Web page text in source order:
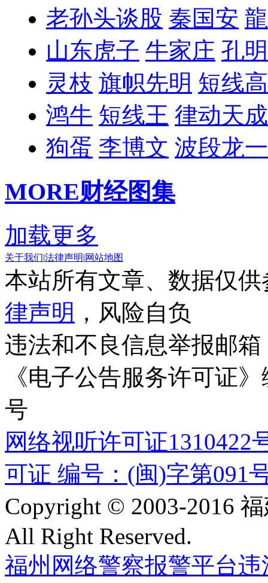
老孙头谈股 秦国安
山东虎子 牛家庄 孔
灵枝 旗帜先明 短线
鸿牛 短线王 律动天成
狗蛋 李博文 波段龙一
MORE财经图集
加载更多
关于我们|法律声明|网站地图
本站所有文章、数据仅
律声明 ，风险自负
违法和不良信息举报邮箱
《电子公告服务许可证
号
网络视听许可证1310422
可证 编号：(闽)字第091
Copyright © 2003-2016
All Right Reserved.
福州网络警察报警平台违